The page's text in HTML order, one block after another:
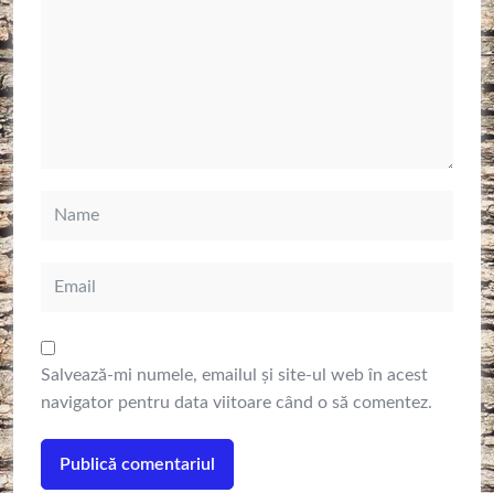
Salvează-mi numele, emailul și site-ul web în acest
navigator pentru data viitoare când o să comentez.